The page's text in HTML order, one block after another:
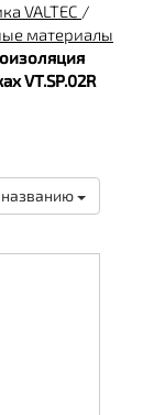
VALTEC /
материалы
VT.SP.02R